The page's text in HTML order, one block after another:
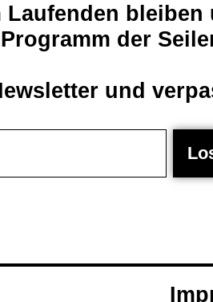
Laufenden bleiben
der
und